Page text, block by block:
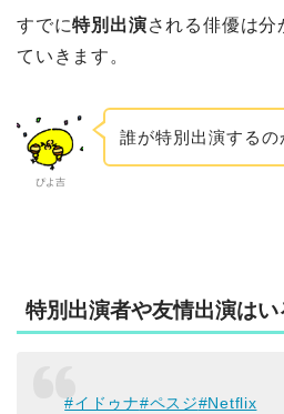
すでに特別出演される俳優は分
ていきます。
ぴよ吉
誰が特別出演するの
特別出演者や友情出演はい
#イドゥナ#ペスジ#Netflix